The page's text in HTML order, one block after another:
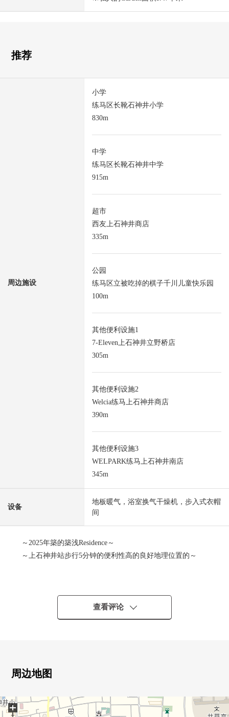
推荐
周边施设
小学
练马区长靴石神井小学
830m
中学
练马区长靴石神井中学
915m
超市
西友上石神井商店
335m
公园
练马区立被吃掉的棋子千川儿童快乐园
100m
其他便利设施1
7-Eleven上石神井立野桥店
305m
其他便利设施2
Welcia练马上石神井商店
390m
其他便利设施3
WELPARK练马上石神井南店
345m
设备
地板暖气，浴室换气干燥机，步入式衣帽
间
～2025年築的築浅Residence～
～上石神井站步行5分钟的便利性高的良好地理位置的～
■ 3方向边角房，专用院子的开放性的3LDK
■ 用第三版采光亮的住空間
■ 专用开放感觉某一个开放的空域和院子
■ 从属于Terrace部分专用的门
<设备>
查看评论
周边地图
+